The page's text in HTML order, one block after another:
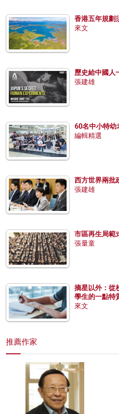
香港五年規劃
來文
歷史給中國人
張建雄
60名中小特幼
編輯精選
西方世界兩批
張建雄
市區再生局範
張量童
摘星以外：從
學生的一點特
來文
推薦作家